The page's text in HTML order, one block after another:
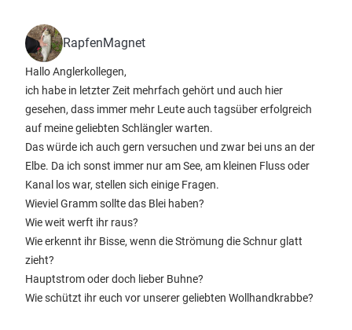
RapfenMagnet
Hallo Anglerkollegen,
ich habe in letzter Zeit mehrfach gehört und auch hier
gesehen, dass immer mehr Leute auch tagsüber erfolgreich
auf meine geliebten Schlängler warten.
Das würde ich auch gern versuchen und zwar bei uns an der
Elbe. Da ich sonst immer nur am See, am kleinen Fluss oder
Kanal los war, stellen sich einige Fragen.
Wieviel Gramm sollte das Blei haben?
Wie weit werft ihr raus?
Wie erkennt ihr Bisse, wenn die Strömung die Schnur glatt
zieht?
Hauptstrom oder doch lieber Buhne?
Wie schützt ihr euch vor unserer geliebten Wollhandkrabbe?